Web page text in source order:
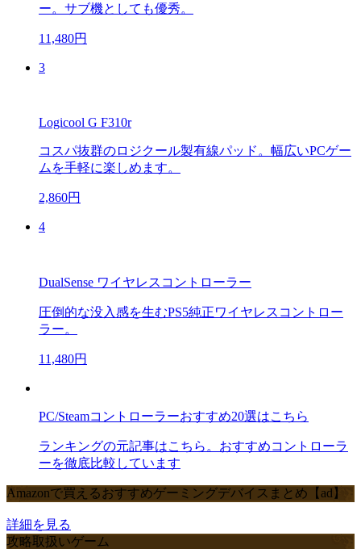
ー。サブ機としても優秀。
11,480円
3
Logicool G F310r
コスパ抜群のロジクール製有線パッド。幅広いPCゲー
ムを手軽に楽しめます。
2,860円
4
DualSense ワイヤレスコントローラー
圧倒的な没入感を生むPS5純正ワイヤレスコントロー
ラー。
11,480円
PC/Steamコントローラーおすすめ20選はこちら
ランキングの元記事はこちら。おすすめコントローラ
ーを徹底比較しています
Amazonで買えるおすすめゲーミングデバイスまとめ【ad】
詳細を見る
攻略取扱いゲーム